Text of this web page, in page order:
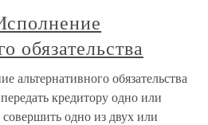
обязательства
обязательства
кредитору одно или
одно из двух или